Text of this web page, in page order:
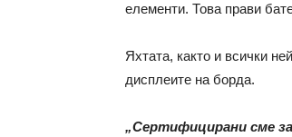
елементи. Това прави
Яхтата, както и всички
дисплеите на борда.
„Сертифицирани сме